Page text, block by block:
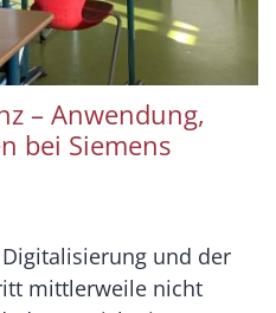
– Anwendung,
bei Siemens
und der
mittlerweile nicht